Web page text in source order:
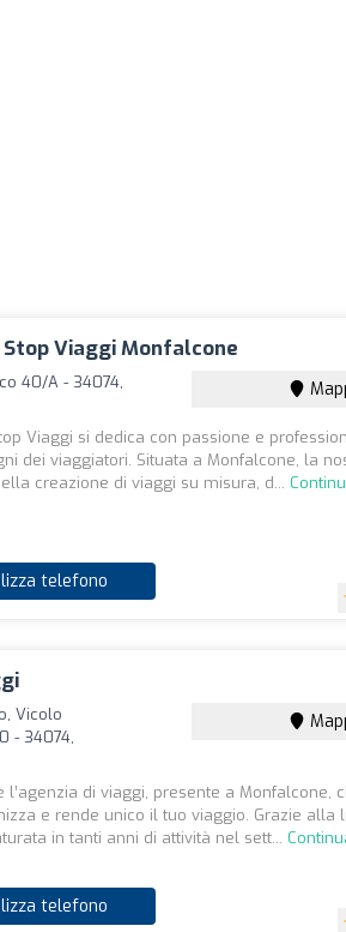
Stop Viaggi Monfalcone
40/A - 34074,
Viaggi si dedica con passione e
dei viaggiatori. Situata a Monfalcone, la
creazione di viaggi su misura, d...
telefono
Vicolo
- 34074,
l’agenzia di viaggi, presente a Monfalcone,
e rende unico il tuo viaggio. Grazie alla
in tanti anni di attività nel sett...
telefono